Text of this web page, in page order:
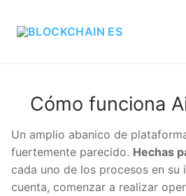
Cómo funciona
Un amplio abanico de
forma fuertemente parecido.
intuitivocada uno de los
como crear tu cuenta,